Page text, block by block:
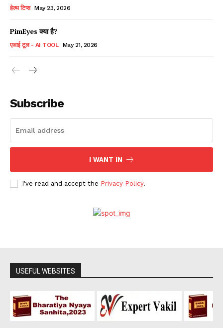
हेल्थ टिप्स May 23, 2026
PimEyes क्या है?
एआई टूल - AI TOOL May 21, 2026
Subscribe
I WANT IN
I've read and accept the Privacy Policy.
USEFUL WEBSITES